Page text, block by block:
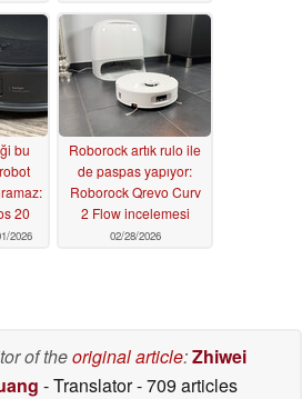
bu
20
2026
Roborock artık rulo ile
de paspas yapıyor:
Roborock Qrevo Curv
2 Flow incelemesi
02/28/2026
of theoriginal article:Zhiwei
- Translator- 709 articles